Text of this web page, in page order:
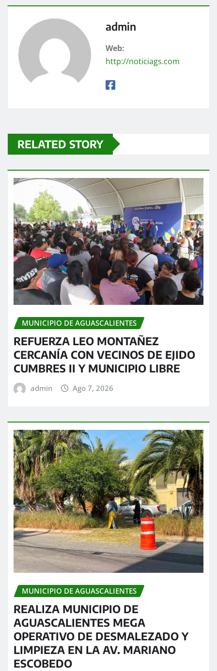
admin
Web:
http://noticiags.com
RELATED STORY
MUNICIPIO DE AGUASCALIENTES
REFUERZA LEO MONTAÑEZ
CERCANÍA CON VECINOS DE EJIDO
CUMBRES II Y MUNICIPIO LIBRE
admin Ago 7, 2026
MUNICIPIO DE AGUASCALIENTES
REALIZA MUNICIPIO DE
AGUASCALIENTES MEGA
OPERATIVO DE DESMALEZADO Y
LIMPIEZA EN LA AV. MARIANO
ESCOBEDO